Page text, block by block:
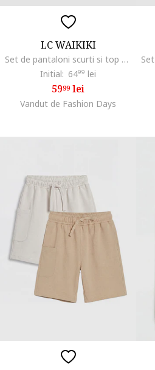
LC WAIKIKI
Set de pantaloni scurti si top cu dungi, Gri cenusiu/Alb murdar
Initial: 6499 lei
5999lei
Vandut de Fashion Days